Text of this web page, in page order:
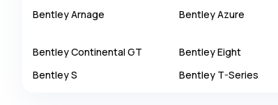
Apal
Aro
Asia
BentleyArnage BentleyAzure
BentleyContinental GT BentleyEight
BentleyS Bentley T-Series